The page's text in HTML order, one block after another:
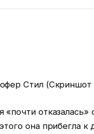
Стил (Скриншот
«почти
она прибегла